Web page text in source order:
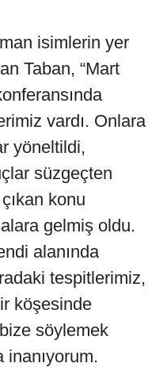
isimlerin yer
Taban, “Mart
vardı. Onlara
yöneltildi,
süzgeçten
konu
gelmiş oldu.
alanında
tespitlerimiz,
köşesinde
söylemek